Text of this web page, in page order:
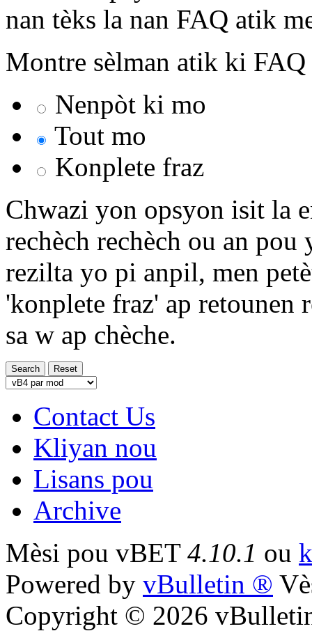
nan tèks la nan FAQ atik
Montre sèlman atik ki
Nenpòt ki mo
Tout mo
Konplete fraz
Chwazi yon opsyon isit la
rechèch rechèch ou an
rezilta yo pi anpil, men
'konplete fraz' ap retounen
sa w ap chèche.
Contact Us
Kliyan nou
Lisans pou
Archive
Mèsi pou vBET 4.10.1 ou
Powered by vBulletin ®
Copyright © 2026